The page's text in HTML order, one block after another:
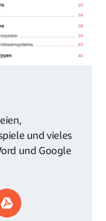
und vieles
und Google